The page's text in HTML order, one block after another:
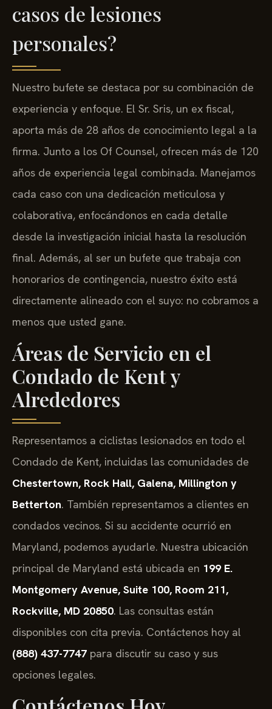
casos de lesiones
personales?
Nuestro bufete se destaca por su combinación de
experiencia y enfoque. El Sr. Sris, un ex fiscal,
aporta más de 28 años de conocimiento legal a la
firma. Junto a los Of Counsel, ofrecen más de 120
años de experiencia legal combinada. Manejamos
cada caso con una dedicación meticulosa y
colaborativa, enfocándonos en cada detalle
desde la investigación inicial hasta la resolución
final. Además, al ser un bufete que trabaja con
honorarios de contingencia, nuestro éxito está
directamente alineado con el suyo: no cobramos a
menos que usted gane.
Áreas de Servicio en el
Condado de Kent y
Alrededores
Representamos a ciclistas lesionados en todo el
Condado de Kent, incluidas las comunidades de
Chestertown, Rock Hall, Galena, Millington y
Betterton. También representamos a clientes en
condados vecinos. Si su accidente ocurrió en
Maryland, podemos ayudarle. Nuestra ubicación
principal de Maryland está ubicada en 199 E.
Montgomery Avenue, Suite 100, Room 211,
Rockville, MD 20850. Las consultas están
disponibles con cita previa. Contáctenos hoy al
(888) 437-7747 para discutir su caso y sus
opciones legales.